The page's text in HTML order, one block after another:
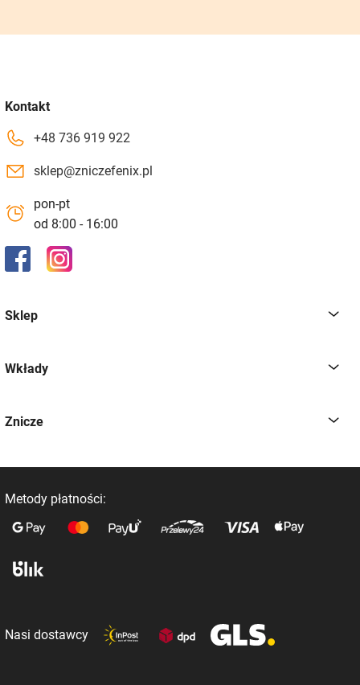
Kontakt
+48 736 919 922
sklep@zniczefenix.pl
pon-pt
od 8:00 - 16:00
Sklep
Wkłady
Znicze
Metody płatności:
Nasi dostawcy